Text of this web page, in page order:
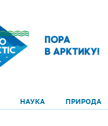
НАУКА ПРИРОДА